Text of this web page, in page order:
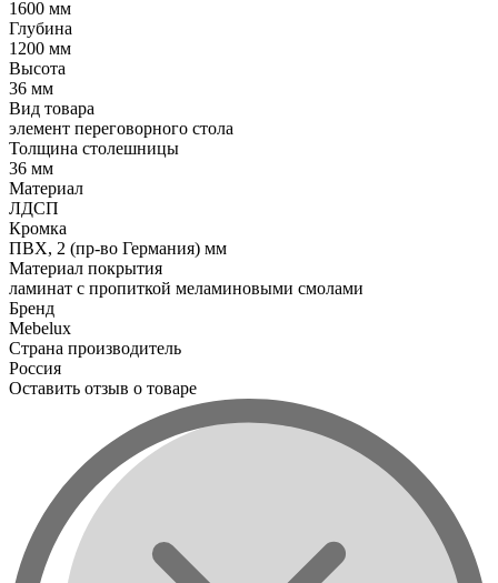
1600 мм
Глубина
1200 мм
Высота
36 мм
Вид товара
элемент переговорного стола
Толщина столешницы
36 мм
Материал
ЛДСП
Кромка
ПВХ, 2 (пр-во Германия) мм
Материал покрытия
ламинат с пропиткой меламиновыми смолами
Бренд
Mebelux
Страна производитель
Россия
Оставить отзыв о товаре